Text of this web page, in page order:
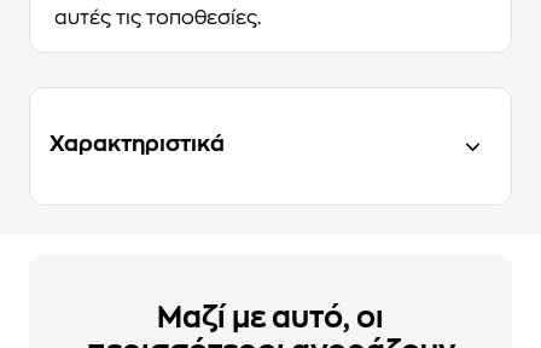
αυτές τις τοποθεσίες.
Χαρακτηριστικά
Μαζί με αυτό, οι